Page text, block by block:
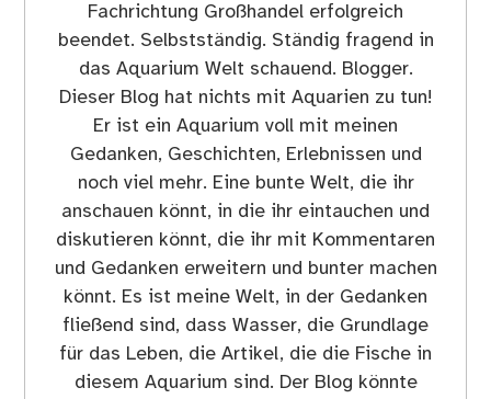
Fachrichtung Großhandel erfolgreich
beendet. Selbstständig. Ständig fragend in
das Aquarium Welt schauend. Blogger.
Dieser Blog hat nichts mit Aquarien zu tun!
Er ist ein Aquarium voll mit meinen
Gedanken, Geschichten, Erlebnissen und
noch viel mehr. Eine bunte Welt, die ihr
anschauen könnt, in die ihr eintauchen und
diskutieren könnt, die ihr mit Kommentaren
und Gedanken erweitern und bunter machen
könnt. Es ist meine Welt, in der Gedanken
fließend sind, dass Wasser, die Grundlage
für das Leben, die Artikel, die die Fische in
diesem Aquarium sind. Der Blog könnte